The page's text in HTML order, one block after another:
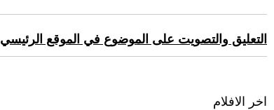
التعليق والتصويت على الموضوع في الموقع الرئيسي
اخر الافلام